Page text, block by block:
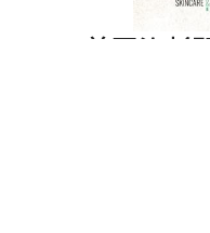
美国洛杉